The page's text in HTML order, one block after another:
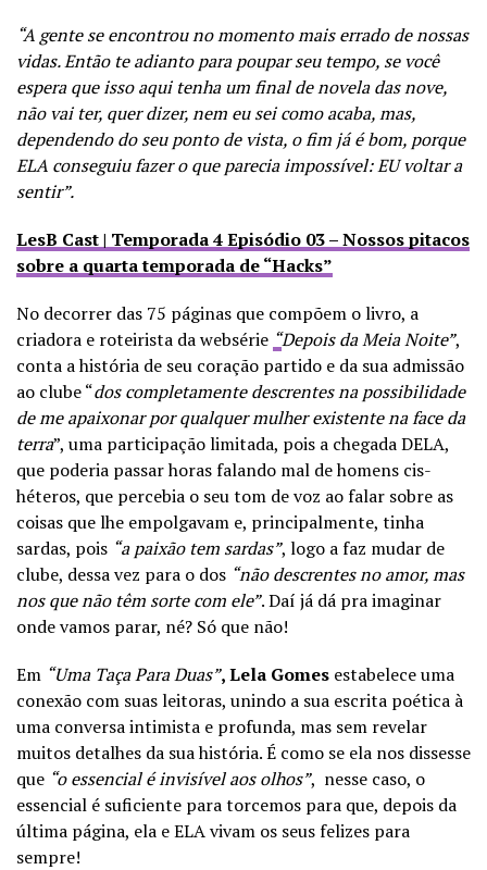
“A gente se encontrou no momento mais errado de nossas
vidas. Então te adianto para poupar seu tempo, se você
espera que isso aqui tenha um final de novela das nove,
não vai ter, quer dizer, nem eu sei como acaba, mas,
dependendo do seu ponto de vista, o fim já é bom, porque
ELA conseguiu fazer o que parecia impossível: EU voltar a
sentir”.
LesB Cast | Temporada 4 Episódio 03 – Nossos pitacos
sobre a quarta temporada de “Hacks”
No decorrer das 75 páginas que compõem o livro, a
criadora e roteirista da websérie “Depois da Meia Noite”,
conta a história de seu coração partido e da sua admissão
ao clube “dos completamente descrentes na possibilidade
de me apaixonar por qualquer mulher existente na face da
terra”, uma participação limitada, pois a chegada DELA,
que poderia passar horas falando mal de homens cis-
héteros, que percebia o seu tom de voz ao falar sobre as
coisas que lhe empolgavam e, principalmente, tinha
sardas, pois “a paixão tem sardas”, logo a faz mudar de
clube, dessa vez para o dos “não descrentes no amor, mas
nos que não têm sorte com ele”. Daí já dá pra imaginar
onde vamos parar, né? Só que não!
Em “Uma Taça Para Duas”,Lela Gomes estabelece uma
conexão com suas leitoras, unindo a sua escrita poética à
uma conversa intimista e profunda, mas sem revelar
muitos detalhes da sua história. É como se ela nos dissesse
que “o essencial é invisível aos olhos”, nesse caso, o
essencial é suficiente para torcemos para que, depois da
última página, ela e ELA vivam os seus felizes para
sempre!